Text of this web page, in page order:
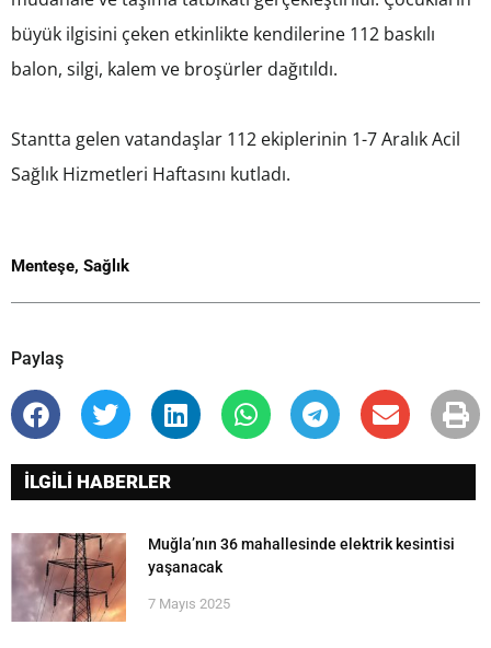
büyük ilgisini çeken etkinlikte kendilerine 112 baskılı
balon, silgi, kalem ve broşürler dağıtıldı.
Stantta gelen vatandaşlar 112 ekiplerinin 1-7 Aralık Acil
Sağlık Hizmetleri Haftasını kutladı.
Menteşe, Sağlık
Paylaş
İLGİLİ HABERLER
Muğla’nın 36 mahallesinde elektrik kesintisi
yaşanacak
7 Mayıs 2025